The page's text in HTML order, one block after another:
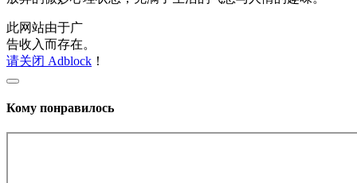
此网站由于广
告收入而存在。
请关闭 Adblock ！
Кому понравилось